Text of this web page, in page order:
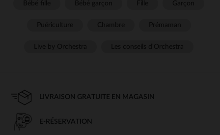
LIVRAISON GRATUITE EN MAGASIN
E-RÉSERVATION